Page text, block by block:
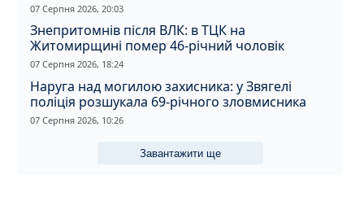
07 Серпня 2026, 20:03
Знепритомнів після ВЛК: в ТЦК на
Житомирщині помер 46-річний чоловік
07 Серпня 2026, 18:24
Наруга над могилою захисника: у Звягелі
поліція розшукала 69-річного зловмисника
07 Серпня 2026, 10:26
Завантажити ще